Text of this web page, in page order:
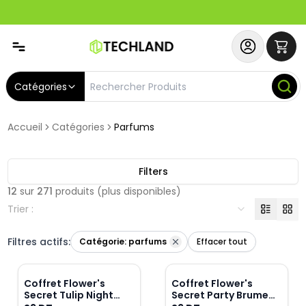
Catégories
Accueil Catégories Parfums
Filters
12 sur 271 produits (plus disponibles)
Trier :
Filtres actifs: Catégorie: parfums Effacer tout
Coffret Flower's
Secret Tulip Night
Coffret Flower's
Secret Party Brume